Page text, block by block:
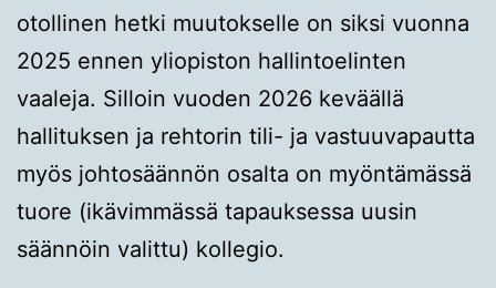
otollinen hetki muutokselle on siksi vuonna
2025 ennen yliopiston hallintoelinten
vaaleja. Silloin vuoden 2026 keväällä
hallituksen ja rehtorin tili- ja vastuuvapautta
myös johtosäännön osalta on myöntämässä
tuore (ikävimmässä tapauksessa uusin
säännöin valittu) kollegio.